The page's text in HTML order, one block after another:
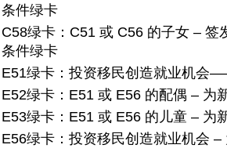
条件绿卡
C58绿卡： C51 或 C56 的子女 – 签
条件绿卡
E51绿卡：投资移民创造就业机会
E52绿卡： E51 或 E56 的配偶 – 为
E53绿卡： E51 或 E56 的儿童 – 为
E56绿卡： 投资移民创造就业机会 –